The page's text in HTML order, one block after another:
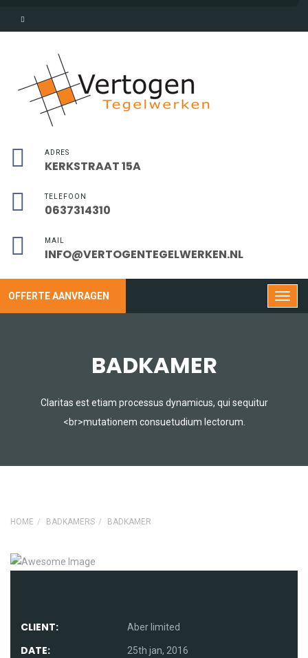
ADRES
KERKSTRAAT 15A
TELEFOON
0637314310
MAIL
INFO@VERTOGENTEGELWERKEN.NL
OFFERTE AANVRAGEN
BADKAMER
Claritas est etiam processus dynamicus, qui sequitur
<br>mutationem consuetudium lectorum.
HOME BADKAMERS BADKAMER
CLIENT: Aber limited
DATE: 25th jan, 2016